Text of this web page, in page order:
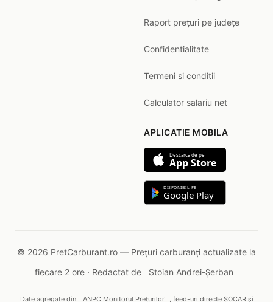
Raport prețuri pe județe
Confidentialitate
Termeni si conditii
Calculator salariu net
APLICATIE MOBILA
Descarca de pe
App Store
DISPONIBIL PE
Google Play
© 2026 PretCarburant.ro — Prețuri carburanți actualizate la
fiecare 2 ore · Redactat de
Stoian Andrei-Șerban
Date agregate din ANPC Monitorul Prețurilor , feed-uri directe SOCAR și